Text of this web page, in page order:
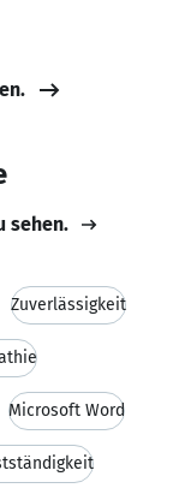
sehen.
Zuverlässigkeit
Microsoft Word